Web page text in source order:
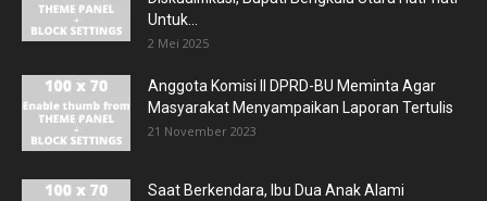
Untuk...
2 Mei 2025
Anggota Komisi II DPRD-BU Meminta Agar
Masyarakat Menyampaikan Laporan Tertulis
21 November 2023
Saat Berkendara, Ibu Dua Anak Alami